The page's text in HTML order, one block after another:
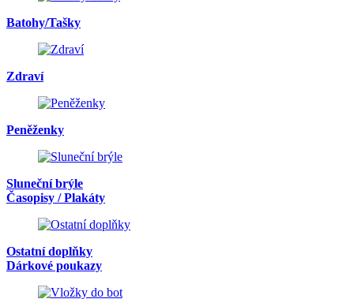
Batohy/Tašky
Zdraví
Peněženky
Sluneční brýle
Časopisy / Plakáty
Ostatní doplňky
Dárkové poukazy